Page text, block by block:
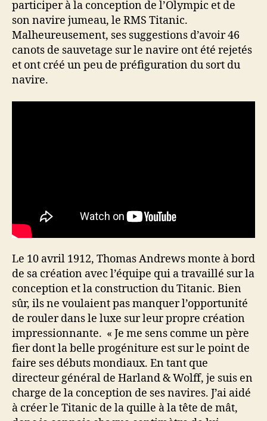
participer à la conception de l’Olympic et de
son navire jumeau, le RMS Titanic.
Malheureusement, ses suggestions d’avoir 46
canots de sauvetage sur le navire ont été rejetés
et ont créé un peu de préfiguration du sort du
navire.
Le 10 avril 1912, Thomas Andrews monte à bord
de sa création avec l’équipe qui a travaillé sur la
conception et la construction du Titanic. Bien
sûr, ils ne voulaient pas manquer l’opportunité
de rouler dans le luxe sur leur propre création
impressionnante. « Je me sens comme un père
fier dont la belle progéniture est sur le point de
faire ses débuts mondiaux. En tant que
directeur général de Harland & Wolff, je suis en
charge de la conception de ses navires. J’ai aidé
à créer le Titanic de la quille à la tête de mât,